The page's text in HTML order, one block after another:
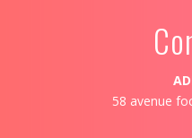
58 avenue